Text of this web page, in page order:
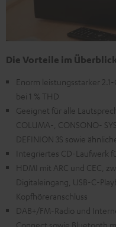
Die Vorteile im
Enorm leistungsstarker
bei 1 % THD
Geeignet für alle
COLUMA-, CONSONO-
DEFINION 3S sowie
Integriertes CD-Laufwerk
HDMI mit ARC und CEC,
Digitaleingang, USB-C-
Kopfhöreranschluss
DAB+/FM-Radio und
Connect sowie Bluetooth